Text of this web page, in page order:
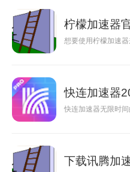
柠檬加速器
想要使用柠檬加速
快连加速器
快连加速器无限时
下载讯腾加